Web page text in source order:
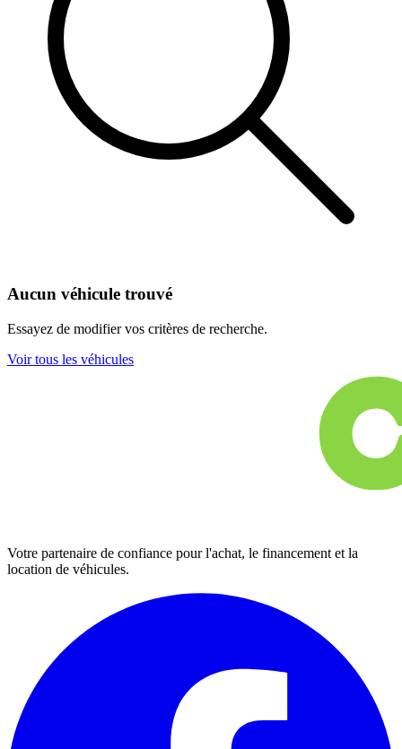
Aucun véhicule trouvé
Essayez de modifier vos critères de recherche.
Voir tous les véhicules
Votre partenaire de confiance pour l'achat, le financement et la
location de véhicules.